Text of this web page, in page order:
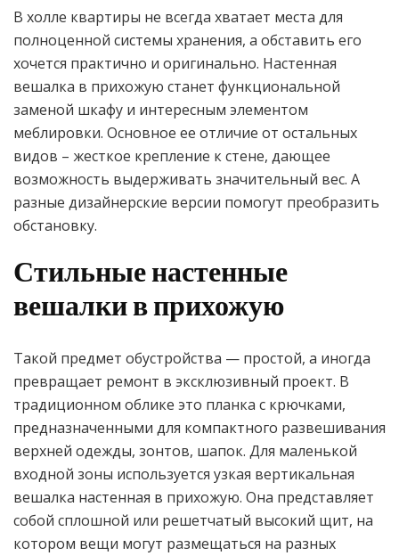
В холле квартиры не всегда хватает места для
полноценной системы хранения, а обставить его
хочется практично и оригинально. Настенная
вешалка в прихожую станет функциональной
заменой шкафу и интересным элементом
меблировки. Основное ее отличие от остальных
видов – жесткое крепление к стене, дающее
возможность выдерживать значительный вес. А
разные дизайнерские версии помогут преобразить
обстановку.
Стильные настенные
вешалки в прихожую
Такой предмет обустройства — простой, а иногда
превращает ремонт в эксклюзивный проект. В
традиционном облике это планка с крючками,
предназначенными для компактного развешивания
верхней одежды, зонтов, шапок. Для маленькой
входной зоны используется узкая вертикальная
вешалка настенная в прихожую. Она представляет
собой сплошной или решетчатый высокий щит, на
котором вещи могут размещаться на разных